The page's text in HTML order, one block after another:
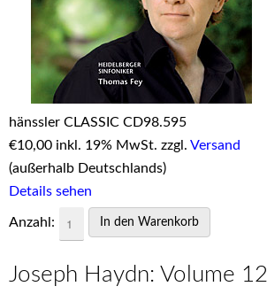
hänssler CLASSIC CD98.595
€10,00 inkl. 19% MwSt. zzgl. Versand
(außerhalb Deutschlands)
Details sehen
Anzahl:
Joseph Haydn: Volume 12